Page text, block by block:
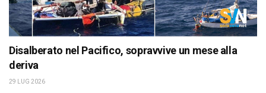
Disalberato nel Pacifico, sopravvive un mese alla
deriva
29 LUG 2026